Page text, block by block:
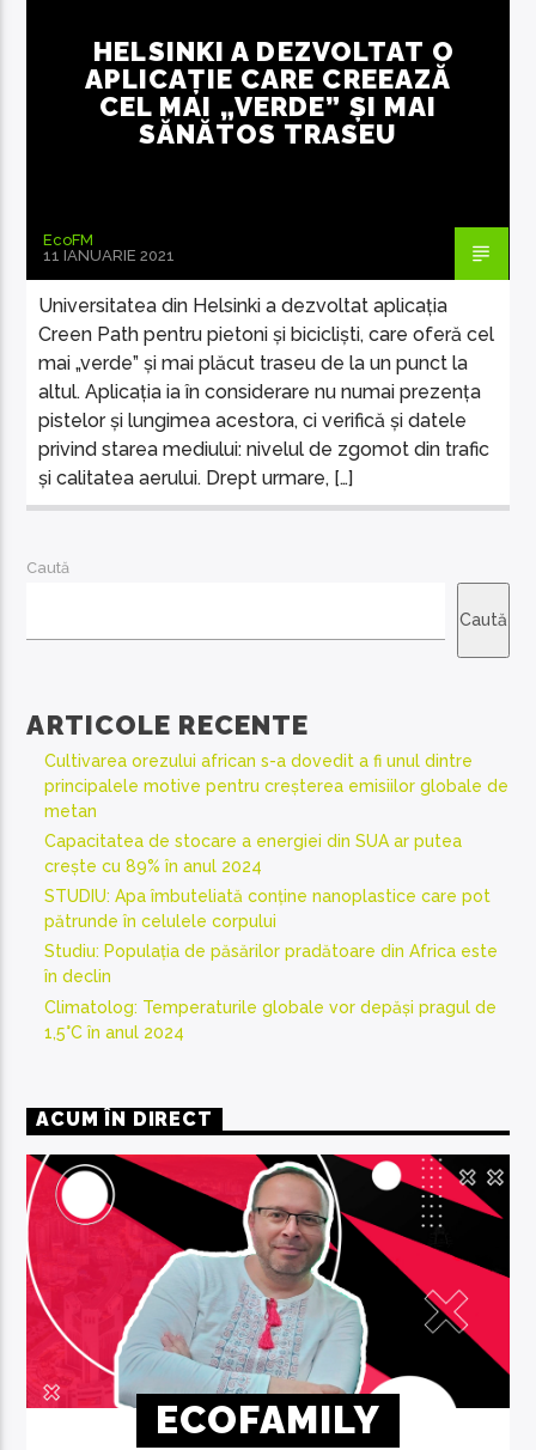
HELSINKI A DEZVOLTAT O
APLICAȚIE CARE CREEAZĂ
CEL MAI „VERDE” ȘI MAI
SĂNĂTOS TRASEU
EcoFM
11 IANUARIE 2021
Universitatea din Helsinki a dezvoltat aplicația
Creen Path pentru pietoni și bicicliști, care oferă cel
mai „verde” și mai plăcut traseu de la un punct la
altul. Aplicația ia în considerare nu numai prezența
pistelor și lungimea acestora, ci verifică și datele
privind starea mediului: nivelul de zgomot din trafic
și calitatea aerului. Drept urmare, […]
Caută
Caută
ARTICOLE RECENTE
Cultivarea orezului african s-a dovedit a fi unul dintre
principalele motive pentru creșterea emisiilor globale de
metan
Capacitatea de stocare a energiei din SUA ar putea
crește cu 89% în anul 2024
STUDIU: Apa îmbuteliată conține nanoplastice care pot
pătrunde în celulele corpului
Studiu: Populația de păsărilor pradătoare din Africa este
în declin
Climatolog: Temperaturile globale vor depăși pragul de
1,5°C în anul 2024
ACUM ÎN DIRECT
ECOFAMILY